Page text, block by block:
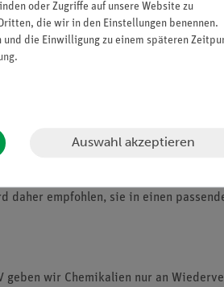
daher empfohlen, sie in einen
wir Chemikalien nur an
oder Zugriffe auf unsere Website zu
die wir in den Einstellungen benennen.
die Einwilligung zu einem späteren
.
Auswahl akzeptieren